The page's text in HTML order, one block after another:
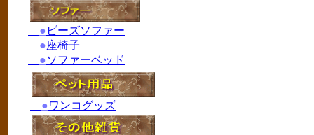
● ビーズソファー
●座椅子
●ソファーベッド
●ワンコグッズ